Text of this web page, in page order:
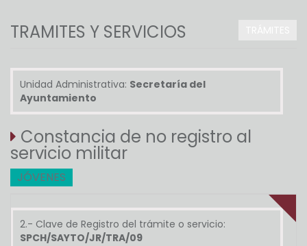
TRAMITES Y SERVICIOS
Unidad Administrativa: Secretaría del
Ayuntamiento
Constancia de no registro al
servicio militar
JÓVENES
2.- Clave de Registro del trámite o servicio:
SPCH/SAYTO/JR/TRA/09